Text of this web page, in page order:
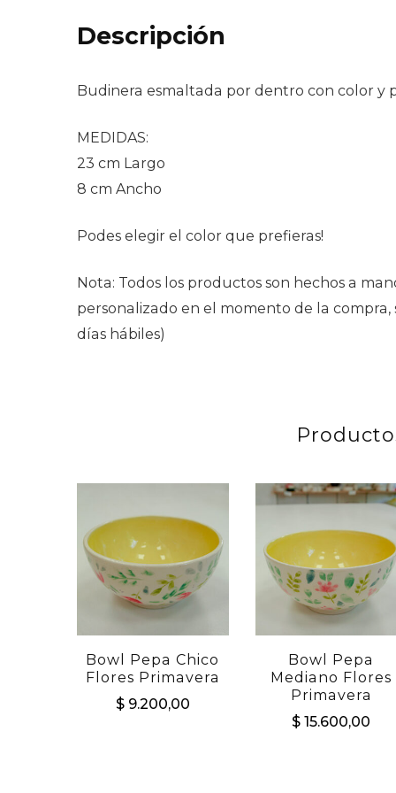
Descripción
Budinera esmaltada por dentro con color y
MEDIDAS:
23 cm Largo
8 cm Ancho
Podes elegir el color que prefieras!
Nota: Todos los productos son hechos a
personalizado en el momento de la
días hábiles)
Bowl Pepa Chico
Flores Primavera
$9.200,00
Bowl Pepa
Mediano Flores
Primavera
$ 15.600,00